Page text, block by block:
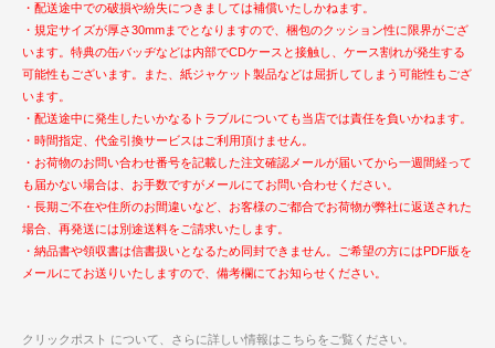
・配送途中での破損や紛失につきましては補償いたしかねます。
・規定サイズが厚さ30mmまでとなりますので、梱包のクッション性に限界がござ
います。特典の缶バッヂなどは内部でCDケースと接触し、ケース割れが発生する
可能性もございます。また、紙ジャケット製品などは屈折してしまう可能性もござ
います。
・配送途中に発生したいかなるトラブルについても当店では責任を負いかねます。
・時間指定、代金引換サービスはご利用頂けません。
・お荷物のお問い合わせ番号を記載した注文確認メールが届いてから一週間経って
も届かない場合は、お手数ですがメールにてお問い合わせください。
・長期ご不在や住所のお間違いなど、お客様のご都合でお荷物が弊社に返送された
場合、再発送には別途送料をご請求いたします。
・納品書や領収書は信書扱いとなるため同封できません。ご希望の方にはPDF版を
メールにてお送りいたしますので、備考欄にてお知らせください。
クリックポスト について、さらに詳しい情報はこちらをご覧ください。